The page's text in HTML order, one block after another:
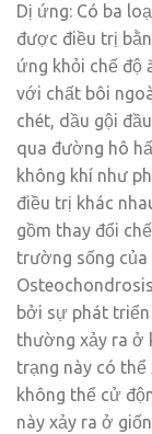
Dị ứng: Có ba
được điều trị
ứng khỏi chế độ
với chất bôi
chét, dầu gội
qua đường hô
không khí như
điều trị khác
gồm thay đổi
trường sống của
bởi sự phát
thường xảy ra ở
trạng này có thể
không thể cử
này xảy ra ở